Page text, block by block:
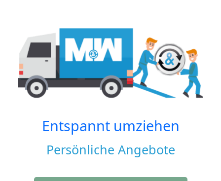
Entspannt umziehen
Persönliche Angebote